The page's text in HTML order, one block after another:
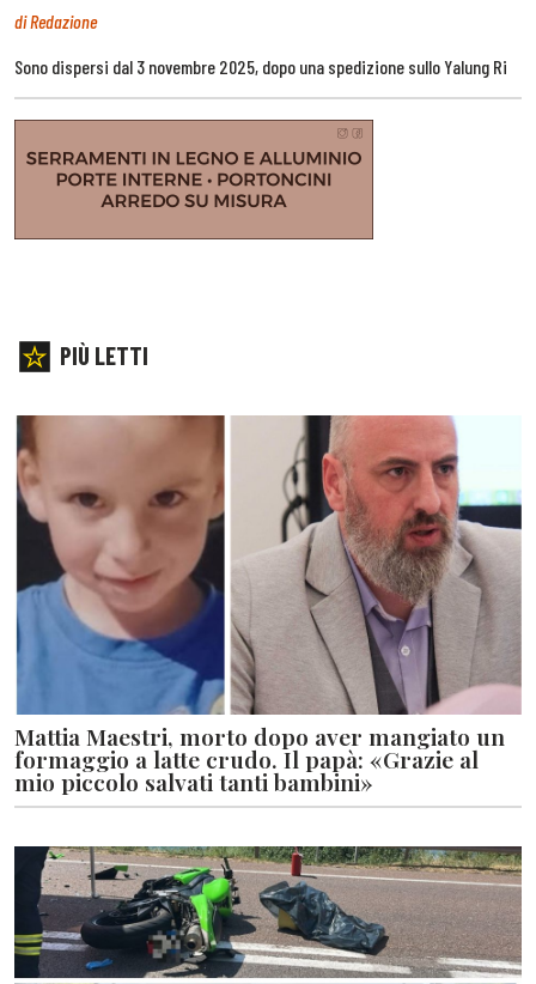
di Redazione
Sono dispersi dal 3 novembre 2025, dopo una spedizione sullo Yalung Ri
PIÙ LETTI
Mattia Maestri, morto dopo aver mangiato un
formaggio a latte crudo. Il papà: «Grazie al
mio piccolo salvati tanti bambini»